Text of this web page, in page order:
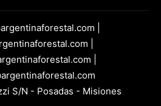
|
|
|
S/N - Posadas - Misiones